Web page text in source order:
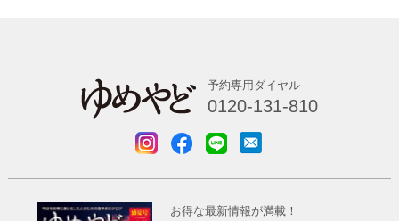
予約専用ダイヤル
0120-131-810
お得な最新情報が満載！